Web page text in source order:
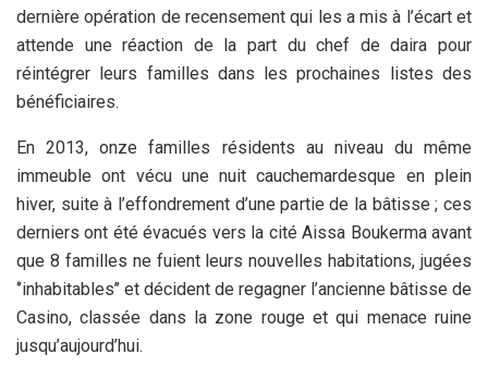
dernière opération de recensement qui les a mis à l’écart et
attende une réaction de la part du chef de daira pour
réintégrer leurs familles dans les prochaines listes des
bénéficiaires.
En 2013, onze familles résidents au niveau du même
immeuble ont vécu une nuit cauchemardesque en plein
hiver, suite à l’effondrement d’une partie de la bâtisse ; ces
derniers ont été évacués vers la cité Aissa Boukerma avant
que 8 familles ne fuient leurs nouvelles habitations, jugées
‘’inhabitables’’ et décident de regagner l’ancienne bâtisse de
Casino, classée dans la zone rouge et qui menace ruine
jusqu’aujourd’hui.